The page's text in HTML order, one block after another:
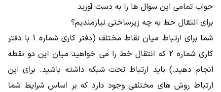
جواب تمامی این سوال ها را به دست آورید
برای انتقال خط به چه زیرساختی نیازمندیم؟
شما برای ارتباط میان نقاط مختلف (دفتر کاری شماره 1 با دفتر
کاری شماره 2 که انتقال خط را می خواهید میان این دو نقطه
انجام دهید.) باید ارتباط تحت شبکه داشته باشید. برای این
ارتباط روش های مختلفی وجود دارد که بر اساس شرایط شما